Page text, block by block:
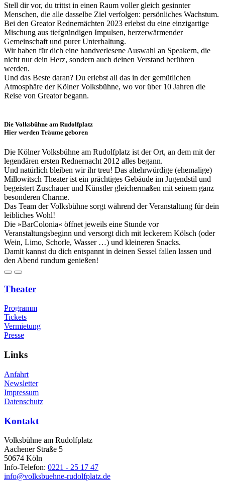
Stell dir vor, du trittst in einen Raum voller gleich gesinnter
Menschen, die alle dasselbe Ziel verfolgen: persönliches Wachstum.
Bei den Greator Rednernächten 2023 erlebst du eine einzigartige
Mischung aus tiefgründigen Impulsen, herzerwärmender
Gemeinschaft und purer Unterhaltung.
Wir haben für dich eine handverlesene Auswahl an Speakern, die
nicht nur dein Herz, sondern auch deinen Verstand berühren
werden.
Und das Beste daran? Du erlebst all das in der gemütlichen
Atmosphäre der Kölner Volksbühne, wo vor über 10 Jahren die
Reise von Greator begann.
Die Volksbühne am Rudolfplatz
Hier werden Träume geboren
Die Kölner Volksbühne am Rudolfplatz ist der Ort, an dem mit der
legendären ersten Rednernacht 2012 alles begann.
Und natürlich bleiben wir ihr treu! Das altehrwürdige (ehemalige)
Millowitsch Theater ist ein prächtiges Gebäude im Jugendstil und
begeistert Zuschauer und Künstler gleichermaßen mit seinem ganz
besonderen Charme.
Das Team der Volksbühne sorgt während der Veranstaltung für dein
leibliches Wohl!
Die »BarColonia« öffnet jeweils eine Stunde vor
Veranstaltungsbeginn und versorgt dich mit leckerem Kölsch (oder
Wein, Limo, Schorle, Wasser …) und kleineren Snacks.
Damit kannst du dich entspannt in deinen Sessel fallen lassen und
den Abend rundum genießen!
Theater
Programm
Tickets
Vermietung
Presse
Links
Anfahrt
Newsletter
Impressum
Datenschutz
Kontakt
Volksbühne am Rudolfplatz
Aachener Straße 5
50674 Köln
Info-Telefon: 0221 - 25 17 47
info@volksbuehne-rudolfplatz.de